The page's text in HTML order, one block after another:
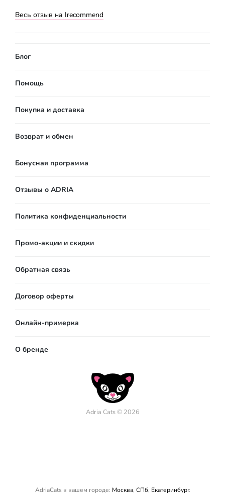
Весь отзыв на Irecommend
Блог
Помощь
Покупка и доставка
Возврат и обмен
Бонусная программа
Отзывы о ADRIA
Политика конфиденциальности
Промо-акции и скидки
Обратная связь
Договор оферты
Онлайн-примерка
О бренде
Adria Cats © 2026
AdriaCats в вашем городе: Москва, СПб, Екатеринбург.